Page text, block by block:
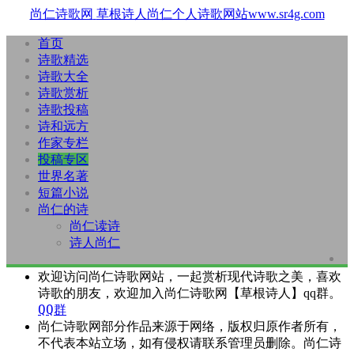
尚仁诗歌网 草根诗人尚仁个人诗歌网站www.sr4g.com
首页
诗歌精选
诗歌大全
诗歌赏析
诗歌投稿
诗和远方
作家专栏
投稿专区
世界名著
短篇小说
尚仁的诗
尚仁读诗
诗人尚仁
欢迎访问尚仁诗歌网站，一起赏析现代诗歌之美，喜欢
诗歌的朋友，欢迎加入尚仁诗歌网【草根诗人】qq群。
QQ群
尚仁诗歌网部分作品来源于网络，版权归原作者所有，
不代表本站立场，如有侵权请联系管理员删除。尚仁诗